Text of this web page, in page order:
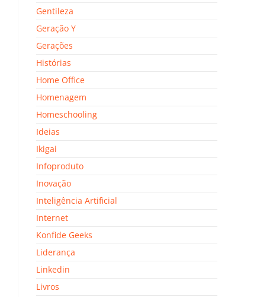
Gentileza
Geração Y
Gerações
Histórias
Home Office
Homenagem
Homeschooling
Ideias
Ikigai
Infoproduto
Inovação
Inteligência Artificial
Internet
Konfide Geeks
Liderança
Linkedin
Livros